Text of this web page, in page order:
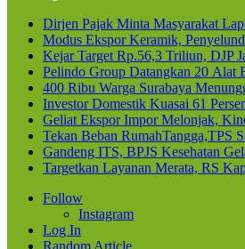
Dirjen Pajak Minta Masyarakat
Modus Ekspor Keramik,
Kejar Target Rp.56,3 Triliun, DJP
Pelindo Group Datangkan 20 Alat
400 Ribu Warga Surabaya
Investor Domestik Kuasai 61
Geliat Ekspor Impor Melonjak,
Tekan Beban RumahTangga,TPS
Gandeng ITS, BPJS Kesehatan
Targetkan Layanan Merata, RS
Follow
Instagram
Log In
Random Article